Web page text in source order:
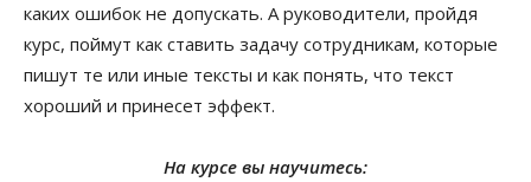
каких ошибок не допускать. А руководители, пройдя
курс, поймут как ставить задачу сотрудникам, которые
пишут те или иные тексты и как понять, что текст
хороший и принесет эффект.
На курсе вы научитесь: